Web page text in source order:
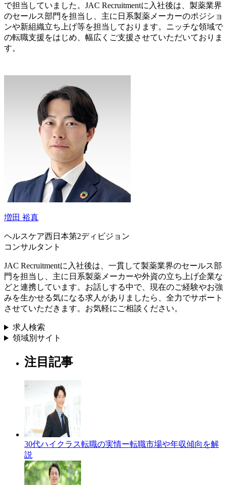
で担当していました。JAC Recruitmentに入社後は、製薬業界
のセールス部門を担当し、主に日系製薬メーカーのポジショ
ンや新組織立ち上げ等を担当しております。ニッチな領域で
の転職支援をはじめ、幅広くご支援させていただいておりま
す。
増田 裕真
ヘルスケア西日本第2ディビジョン
コンサルタント
JAC Recruitmentに入社後は、一貫して製薬業界のセールス部
門を担当し、主に日系製薬メーカーや外資の立ち上げ企業な
どと連携しています。お話しする中で、現在のご経験やお強
みを生かせる気になる求人がありましたら、全力でサポート
させていただきます。お気軽にご相談ください。
求人検索
領域別サイト
注目記事
30代ハイクラス転職の実情ー転職市場や年収傾向を解
説